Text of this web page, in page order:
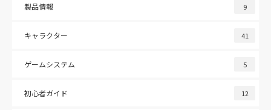
製品情報 9
キャラクター 41
ゲームシステム 5
初心者ガイド 12